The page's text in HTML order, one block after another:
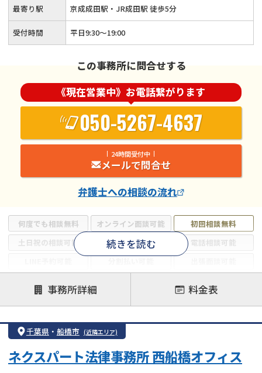
何度でも相談無料 オンライン面談可能
初回相談無料
土日祝の相談可能
19時以降電話可能
電話相談可能
借金返済相談・交渉
自己破産
任意整理
個人再生
時効援用
会社破産・法人破産
住宅ローン
消費者金融・サラ金
続きを読む
最寄り駅 京成成田駅・JR成田駅 徒歩5分
受付時間 平日9:30〜19:00
この事務所に問合せする
《現在営業中》お電話繋がります
050-5267-4637
24時間受付中
メールで問合せ
弁護士への相談の流れ
事務所詳細 料金表
千葉県 ・ 船橋市 (近隣エリア)
ネクスパート法律事務所 西船橋オフィス